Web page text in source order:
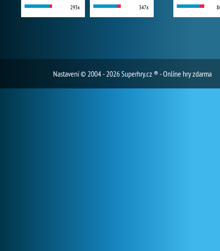
293x 347x
Nastavení© 2004 - 2026 Superhry.cz ® - Online hry zdarma